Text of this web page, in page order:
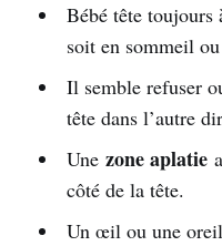
Bébé tête toujours
soit en sommeil
Il semble refuser
tête dans l’autre
Une zone aplatie
côté de la tête.
Un œil ou une